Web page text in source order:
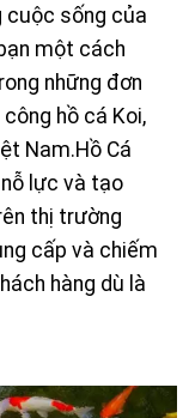
cuộc sống của
một cách
những đơn
hồ cá Koi,
Nam.Hồ Cá
lực và tạo
thị trường
cấp và chiếm
hàng dù là